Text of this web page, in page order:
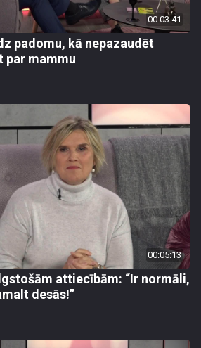
00:03:41
padomu, kā nepazaudēt
par mammu
00:05:13
attiecībām: “Ir normāli,
desās!”